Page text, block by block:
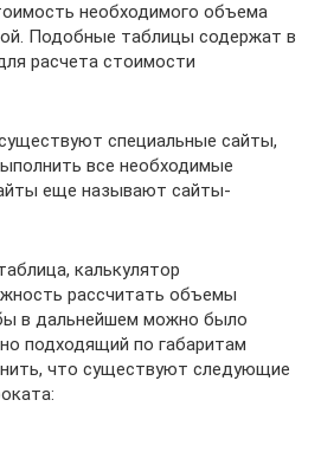
необходимого объема
Подобные таблицы содержат в
расчета стоимости
специальные сайты,
все необходимые
еще называют сайты-
калькулятор
рассчитать объемы
в дальнейшем можно было
подходящий по габаритам
что существуют следующие